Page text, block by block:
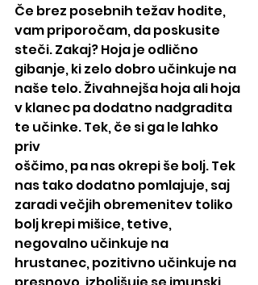
Če brez posebnih težav hodite,
vam priporočam, da poskusite
steči. Zakaj? Hoja je odlično
gibanje, ki zelo dobro učinkuje na
naše telo. Živahnejša hoja ali hoja
v klanec pa dodatno nadgradita
te učinke. Tek, če si ga le lahko
priv
oščimo, pa nas okrepi še bolj. Tek
nas tako dodatno pomlajuje, saj
zaradi večjih obremenitev toliko
bolj krepi mišice, tetive,
negovalno učinkuje na
hrustanec, pozitivno učinkuje na